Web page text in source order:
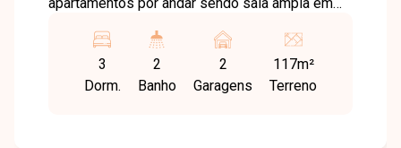
master, banheiro social, cozinha, lavanderia e 2
vagas de garagem. Condomínio contará com
salão de festas, brinquedoteca e academia
3
Dorm.
2
Banho
2
Garagens
117m²
Terreno